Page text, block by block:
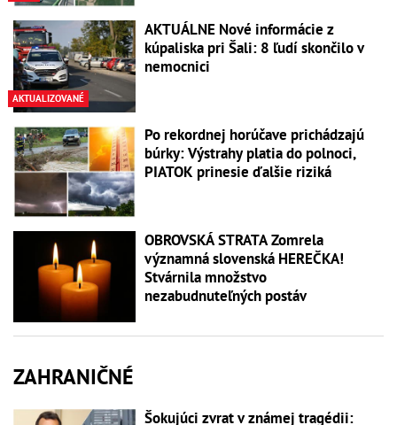
AKTUALIZOVANÉ
AKTUÁLNE Nové informácie z
kúpaliska pri Šali: 8 ľudí skončilo v
nemocnici
Po rekordnej horúčave prichádzajú
búrky: Výstrahy platia do polnoci,
PIATOK prinesie ďalšie riziká
OBROVSKÁ STRATA Zomrela
významná slovenská HEREČKA!
Stvárnila množstvo
nezabudnuteľných postáv
ZAHRANIČNÉ
Šokujúci zvrat v známej tragédii: